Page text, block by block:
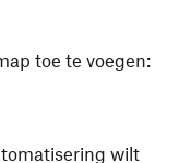
toe te voegen:
wilt